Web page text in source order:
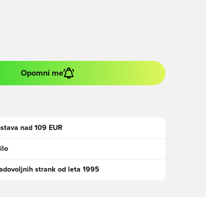
Opomni me
nad 109 EUR
strank od leta 1995